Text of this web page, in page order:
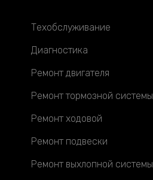
Техобслуживание
Диагностика
Ремонт двигателя
Ремонт тормозной системы
Ремонт ходовой
Ремонт подвески
Ремонт выхлопной системы